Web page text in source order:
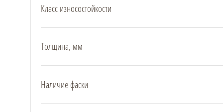
Класс износостойкости
Толщина, мм
Наличие фаски